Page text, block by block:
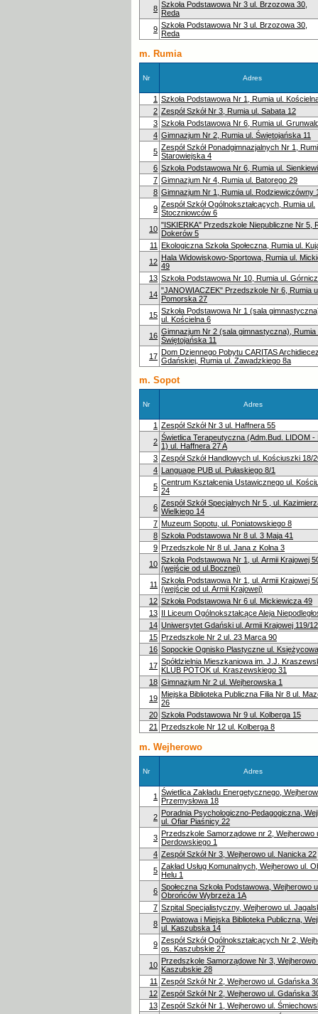
8 Szkoła Podstawowa Nr 3 ul. Brzozowa 30,
Reda
9 Szkoła Podstawowa Nr 3 ul. Brzozowa 30,
Reda
m. Rumia
Nr Adres
1 Szkoła Podstawowa Nr 1, Rumia ul.
2 Zespół Szkół Nr 3, Rumia ul. Sabata 12
3 Szkoła Podstawowa Nr 6, Rumia ul.
4 Gimnazjum Nr 2, Rumia ul. Świętojańska 11
5 Zespół Szkół Ponadgimnazjalnych Nr 1,
Starowiejska 4
6 Szkoła Podstawowa Nr 6, Rumia ul.
7 Gimnazjum Nr 4, Rumia ul. Batorego 29
8 Gimnazjum Nr 1, Rumia ul. Rodziewiczówny
9 Zespół Szkół Ogólnokształcących, Rumia ul.
Stoczniowców 6
10 "ISKIERKA" Przedszkole Niepubliczne Nr 5,
Dokerów 5
11 Ekologiczna Szkoła Społeczna, Rumia ul.
12 Hala Widowiskowo-Sportowa, Rumia ul.
49
13 Szkoła Podstawowa Nr 10, Rumia ul.
14 "JANOWIACZEK" Przedszkole Nr 6, Rumia
Pomorska 27
15 Szkoła Podstawowa Nr 1 (sala
ul. Kościelna 6
16 Gimnazjum Nr 2 (sala gimnastyczna), Rumia
Świętojańska 11
17 Dom Dziennego Pobytu CARITAS
Gdańskiej, Rumia ul. Zawadzkiego 8a
m. Sopot
Nr Adres
1
Zespół Szkół Nr 3 ul. Haffnera 55
2 Świetlica Terapeutyczna (Adm.Bud. LIDOM -
1) ul. Haffnera 27 A
3 Zespół Szkół Handlowych ul. Kościuszki 18/
4
Language PUB ul. Pułaskiego 8/1
5 Centrum Kształcenia Ustawicznego ul.
24
6 Zespół Szkół Specjalnych Nr 5 , ul.
Wielkiego 14
7 Muzeum Sopotu, ul. Poniatowskiego 8
8 Szkoła Podstawowa Nr 8 ul. 3 Maja 41
9 Przedszkole Nr 8 ul. Jana z Kolna 3
10 Szkoła Podstawowa Nr 1, ul. Armii Krajowej
(wejście od ul.Bocznej)
11
Szkoła Podstawowa Nr 1, ul. Armii Krajowej
(wejście od ul. Armii Krajowej)
12 Szkoła Podstawowa Nr 6 ul. Mickiewicza 49
13
II Liceum Ogólnokształcące Aleja
14 Uniwersytet Gdański ul. Armii Krajowej 119/
15 Przedszkole Nr 2 ul. 23 Marca 90
16 Sopockie Ognisko Plastyczne ul.
17 Spółdzielnia Mieszkaniowa im. J.J.
KLUB POTOK ul. Kraszewskiego 31
18 Gimnazjum Nr 2 ul. Wejherowska 1
19 Miejska Biblioteka Publiczna Filia Nr 8 ul.
26
20 Szkoła Podstawowa Nr 9 ul. Kolberga 15
21
Przedszkole Nr 12 ul. Kolberga 8
m. Wejherowo
Nr Adres
1 Świetlica Zakładu Energetycznego,
Przemysłowa 18
2 Poradnia Psychologiczno-Pedagogiczna,
ul. Ofiar Piaśnicy 22
3 Przedszkole Samorządowe nr 2, Wejherowo
Derdowskiego 1
4 Zespół Szkół Nr 3, Wejherowo ul. Nanicka 22
5 Zakład Usług Komunalnych, Wejherowo ul.
Helu 1
6 Społeczna Szkoła Podstawowa, Wejherowo
Obrońców Wybrzeża 1A
7 Szpital Specjalistyczny, Wejherowo ul.
8 Powiatowa i Miejska Biblioteka Publiczna,
ul. Kaszubska 14
9 Zespół Szkół Ogólnokształcących Nr 2,
os. Kaszubskie 27
10 Przedszkole Samorządowe Nr 3, Wejherowo
Kaszubskie 28
11 Zespół Szkół Nr 2, Wejherowo ul. Gdańska
12 Zespół Szkół Nr 2, Wejherowo ul. Gdańska
13 Zespół Szkół Nr 1, Wejherowo ul.